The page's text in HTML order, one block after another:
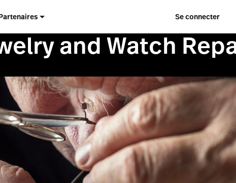
Se connecter
and Watch